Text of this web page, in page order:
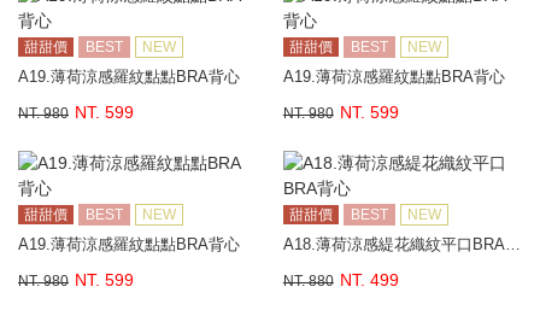
甜甜價 BEST NEW
A19.薄荷涼感羅紋點點BRA背心
NT. 980 NT. 599
甜甜價 BEST NEW
A19.薄荷涼感羅紋點點BRA背心
NT. 980 NT. 599
甜甜價 BEST NEW
A19.薄荷涼感羅紋點點BRA背心
NT. 980 NT. 599
甜甜價 BEST NEW
A18.薄荷涼感緹花織紋平口BRA背心
NT. 880 NT. 499